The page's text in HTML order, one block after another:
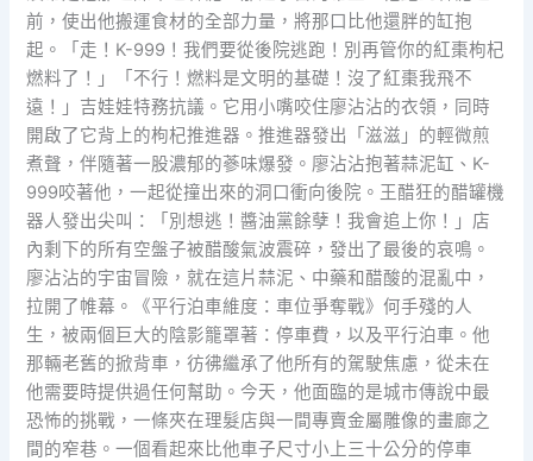
前，使出他搬運食材的全部力量，將那口比他還胖的缸抱
起。「走！K-999！我們要從後院逃跑！別再管你的紅棗枸杞
燃料了！」「不行！燃料是文明的基礎！沒了紅棗我飛不
遠！」吉娃娃特務抗議。它用小嘴咬住廖沾沾的衣領，同時
開啟了它背上的枸杞推進器。推進器發出「滋滋」的輕微煎
煮聲，伴隨著一股濃郁的蔘味爆發。廖沾沾抱著蒜泥缸、K-
999咬著他，一起從撞出來的洞口衝向後院。王醋狂的醋罐機
器人發出尖叫：「別想逃！醬油黨餘孽！我會追上你！」店
內剩下的所有空盤子被醋酸氣波震碎，發出了最後的哀鳴。
廖沾沾的宇宙冒險，就在這片蒜泥、中藥和醋酸的混亂中，
拉開了帷幕。《平行泊車維度：車位爭奪戰》何手殘的人
生，被兩個巨大的陰影籠罩著：停車費，以及平行泊車。他
那輛老舊的掀背車，彷彿繼承了他所有的駕駛焦慮，從未在
他需要時提供過任何幫助。今天，他面臨的是城市傳說中最
恐怖的挑戰，一條夾在理髮店與一間專賣金屬雕像的畫廊之
間的窄巷。一個看起來比他車子尺寸小上三十公分的停車